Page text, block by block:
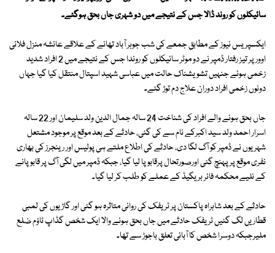
سائیکلوں کوروند ڈالا جس کے نتیجے میں دو شہری جاں بحق ہوگئے۔
ایکسپریس نیوز کے مطابق جمعے کی شب جوہر آباد تھانے کے علاقے عائشہ منزل فلائی
اوور پر تیز رفتار ڈمپر نے دو موٹر سائیکلوں کو روندا جس کے نتیجے میں 2 افراد شدید
زخمی ہوئے جنہیں تشویشناک حالت میں عباسی شہید اسپتال منتقل کیا گیا جہاں
دونوں زخمی افراد دوران علاج دم توڑ گئے۔
جاں بحق ہونے والے افراد کی شناخت 24 سالہ جمال الدین ولد سلیمان اور 22 سالہ
اسرار احمد ولد سید اکبرکے نام سے کی گئی، حادثے کے بعد موقع پر موجود مشتعل
شہریوں نے ڈمپر کو آگ لگا دی، حادثے کی اطلاع ملتے ہی پولیس اور رینجرز کی بھاری
نفری موقع پر پہنچ گئی اورصورتحال پرقابو پا لیا گیا، جبکہ ڈمپر میں لگی آگ پر قابو پانے
کے نلیے محکمہ فائر بریگیڈ کے عملے کو طلب کر لیا گیا۔
حادثے کے بعد شاہراہ پاکستان پر ٹریفک کی روانی متاثرہ ہو گئی اور گاڑیوں کی لمبی
قطاریں لگ گئیں ٹریفک حادثے میں جاں بحق ہونے والا ایک شخص گڈاپ ٹاؤم ضلع
ملیرجبکہ دوسرا شخص کا آبائی تعلق باجوڑ سے تھا۔